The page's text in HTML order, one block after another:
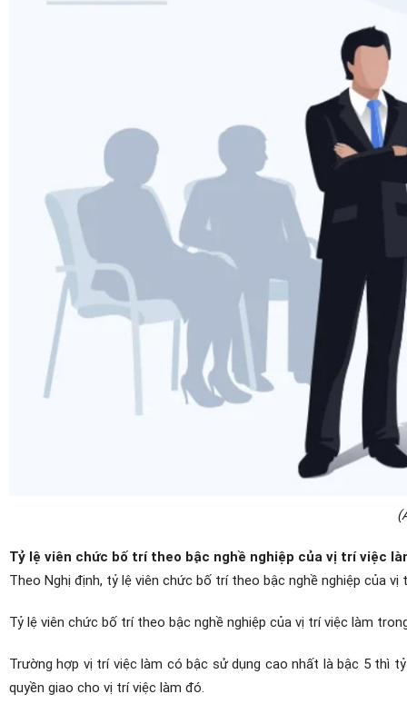
Tỷ lệ viên chức bố trí theo bậc nghề nghiệp của vị trí việc
Theo Nghị định, tỷ lệ viên chức bố trí theo bậc nghề nghiệp của
Tỷ lệ viên chức bố trí theo bậc nghề nghiệp của vị trí việc làm
Trường hợp vị trí việc làm có bậc sử dụng cao nhất là bậc 5 thì
quyền giao cho vị trí việc làm đó.